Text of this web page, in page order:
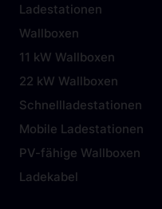
Ladestationen
Wallboxen
11 kW Wallboxen
22 kW Wallboxen
Schnellladestationen
Mobile Ladestationen
PV-fähige Wallboxen
Ladekabel